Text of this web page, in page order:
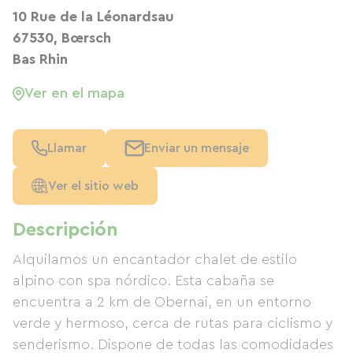
Descripción
Alquilamos un encantador chalet de estilo
alpino con spa nórdico. Esta cabaña se
encuentra a 2 km de Obernai, en un entorno
verde y hermoso, cerca de rutas para ciclismo y
senderismo. Dispone de todas las comodidades
10 Rue de la Léonardsau
67530, Bœrsch
Bas Rhin
Ver en el mapa
Llamar Enviar un mensaje
Ver el sitio web